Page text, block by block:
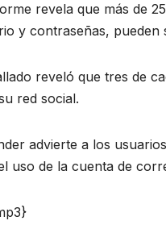
revela que más de
y contraseñas,
reveló que tres de
red social.
advierte a los
uso de la cuenta de